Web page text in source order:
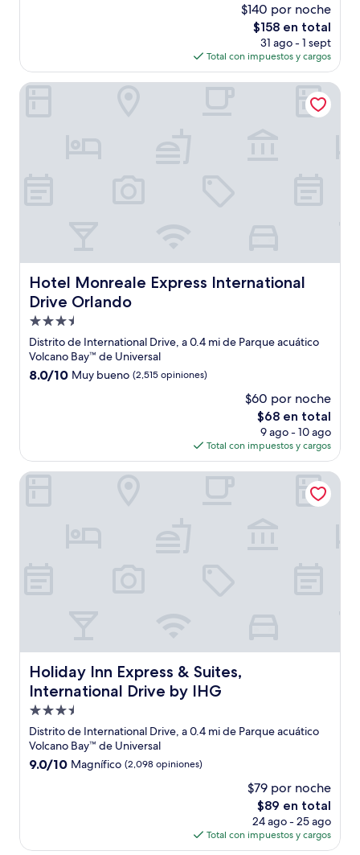
opiniones)
$140 por noche
El
precio
actual
es
de
$158 en total
31 ago - 1 sept
Total con impuestos y cargos
Hotel Monreale Express International
Drive Orlando
Hotel Monreale Express International Drive Orlando
Propiedad
de
3.5
estrellas
Distrito de International Drive, a 0.4 mi de Parque acuático
Volcano Bay™ de Universal
8.0
opiniones)
8.0/10 Muy bueno (2,515 opiniones)
$60 por noche
El
precio
actual
es
de
$68 en total
9 ago - 10 ago
Total con impuestos y cargos
Hotel Monreale Express International Drive Orlando
Holiday Inn Express & Suites,
International Drive by IHG
Holiday Inn Express & Suites, International Drive by IHG
Propiedad
de
3.5
estrellas
Distrito de International Drive, a 0.4 mi de Parque acuático
Volcano Bay™ de Universal
9.0
9.0/10 Magnífico (2,098 opiniones)
$79 por noche
El
precio
actual
es
$89 en total
24 ago - 25 ago
Total con impuestos y cargos
Holiday Inn Express & Suites, International Drive by IHG